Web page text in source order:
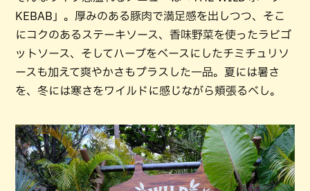
KEBAB」。厚みのある豚肉で満足感を出しつつ、そこ
にコクのあるステーキソース、香味野菜を使ったラビゴ
ットソース、そしてハーブをベースにしたチミチュリソ
ースも加えて爽やかさもプラスした一品。夏には暑さ
を、冬には寒さをワイルドに感じながら頬張るべし。